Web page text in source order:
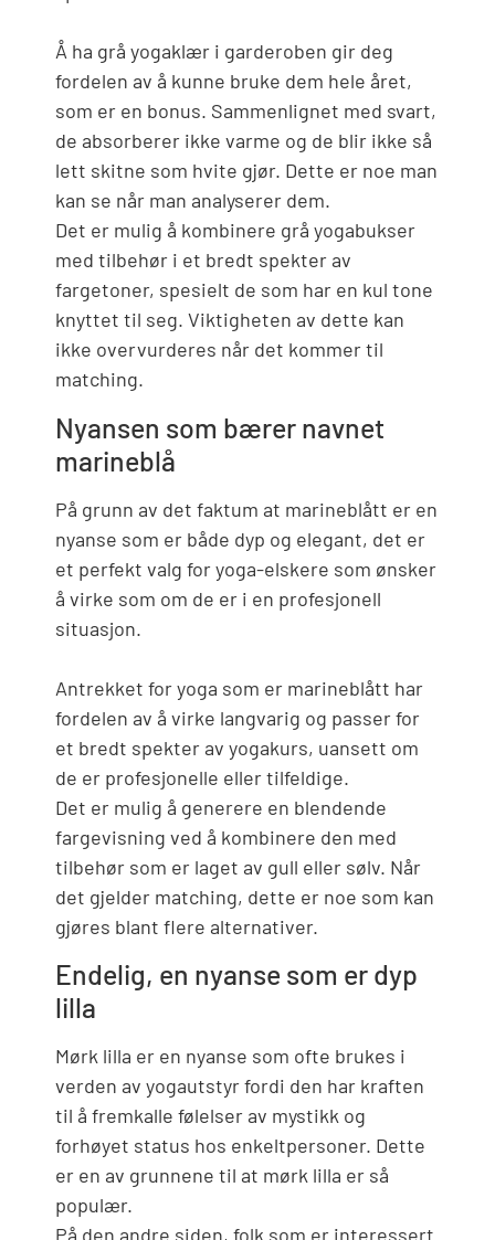
Å ha grå yogaklær i garderoben gir deg
fordelen av å kunne bruke dem hele året,
som er en bonus. Sammenlignet med svart,
de absorberer ikke varme og de blir ikke så
lett skitne som hvite gjør. Dette er noe man
kan se når man analyserer dem.
Det er mulig å kombinere grå yogabukser
med tilbehør i et bredt spekter av
fargetoner, spesielt de som har en kul tone
knyttet til seg. Viktigheten av dette kan
ikke overvurderes når det kommer til
matching.
Nyansen som bærer navnet
marineblå
På grunn av det faktum at marineblått er en
nyanse som er både dyp og elegant, det er
et perfekt valg for yoga-elskere som ønsker
å virke som om de er i en profesjonell
situasjon.
Antrekket for yoga som er marineblått har
fordelen av å virke langvarig og passer for
et bredt spekter av yogakurs, uansett om
de er profesjonelle eller tilfeldige.
Det er mulig å generere en blendende
fargevisning ved å kombinere den med
tilbehør som er laget av gull eller sølv. Når
det gjelder matching, dette er noe som kan
gjøres blant flere alternativer.
Endelig, en nyanse som er dyp
lilla
Mørk lilla er en nyanse som ofte brukes i
verden av yogautstyr fordi den har kraften
til å fremkalle følelser av mystikk og
forhøyet status hos enkeltpersoner. Dette
er en av grunnene til at mørk lilla er så
populær.
På den andre siden, folk som er interessert